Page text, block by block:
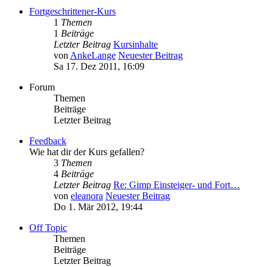
Fortgeschrittener-Kurs
1 Themen
1 Beiträge
Letzter Beitrag Kursinhalte
vonAnkeLange Neuester Beitrag
Sa 17. Dez 2011, 16:09
Forum
Themen
Beiträge
Letzter Beitrag
Feedback
Wie hat dir der Kurs gefallen?
3 Themen
4 Beiträge
Letzter Beitrag Re: Gimp Einsteiger- und Fort…
von eleanora Neuester Beitrag
Do 1. Mär 2012, 19:44
Off Topic
Themen
Beiträge
Letzter Beitrag